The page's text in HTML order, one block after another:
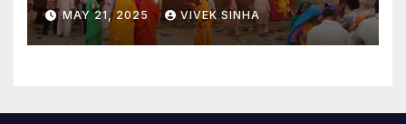
MAY 21, 2025 VIVEK SINHA